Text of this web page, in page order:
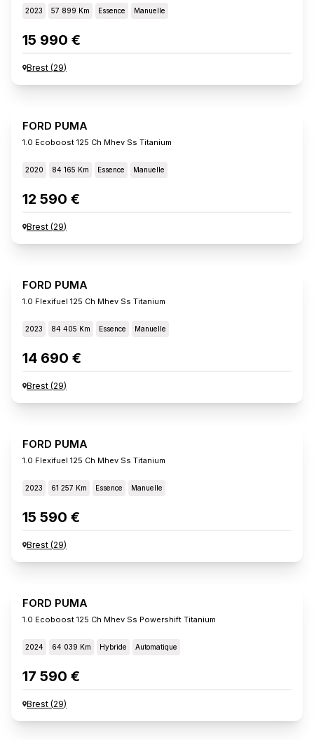
2023 57 899 Km Essence Manuelle
15 990 €
Brest (29)
FORD PUMA
1.0 Ecoboost 125 Ch Mhev Ss Titanium
2020 84 165 Km Essence Manuelle
12 590 €
Brest (29)
FORD PUMA
1.0 Flexifuel 125 Ch Mhev Ss Titanium
2023 84 405 Km Essence Manuelle
14 690 €
Brest (29)
FORD PUMA
1.0 Flexifuel 125 Ch Mhev Ss Titanium
2023 61 257 Km Essence Manuelle
15 590 €
Brest (29)
FORD PUMA
1.0 Ecoboost 125 Ch Mhev Ss Powershift Titanium
2024 64 039 Km Hybride Automatique
17 590 €
Brest (29)